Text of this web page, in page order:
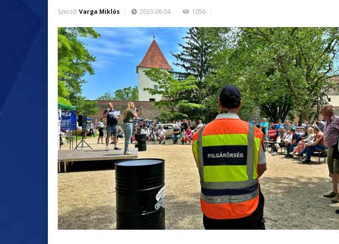
Szerző: Varga Miklós 2023.06.04. 1056